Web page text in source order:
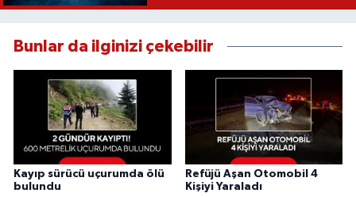
Bunlar da ilginizi çekebilir
Kayıp sürücü uçurumda ölü
bulundu
Refüjü Aşan Otomobil 4
Kişiyi Yaraladı